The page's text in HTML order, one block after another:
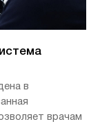
в
врачам